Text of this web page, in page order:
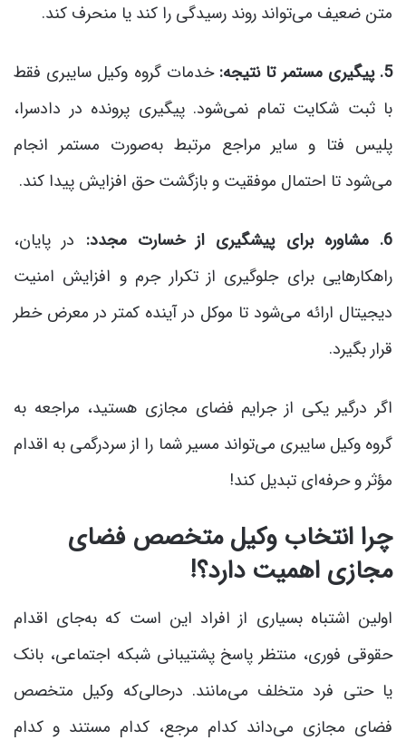
متن ضعیف می‌تواند روند رسیدگی را کند یا منحرف کند.
5. پیگیری مستمر تا نتیجه:
خدمات گروه وکیل سایبری فقط
با ثبت شکایت تمام نمی‌شود. پیگیری پرونده در دادسرا،
پلیس فتا و سایر مراجع مرتبط به‌صورت مستمر انجام
می‌شود تا احتمال موفقیت و بازگشت حق افزایش پیدا کند.
6. مشاوره برای پیشگیری از خسارت مجدد:
در پایان،
راهکارهایی برای جلوگیری از تکرار جرم و افزایش امنیت
دیجیتال ارائه می‌شود تا موکل در آینده کمتر در معرض خطر
قرار بگیرد.
اگر درگیر یکی از جرایم فضای مجازی هستید، مراجعه به
گروه وکیل سایبری می‌تواند مسیر شما را از سردرگمی به اقدام
مؤثر و حرفه‌ای تبدیل کند!
چرا انتخاب وکیل متخصص فضای
مجازی اهمیت دارد؟!
اولین اشتباه بسیاری از افراد این است که به‌جای اقدام
حقوقی فوری، منتظر پاسخ پشتیبانی شبکه اجتماعی، بانک
یا حتی فرد متخلف می‌مانند. درحالی‌که وکیل متخصص
فضای مجازی می‌داند کدام مرجع، کدام مستند و کدام